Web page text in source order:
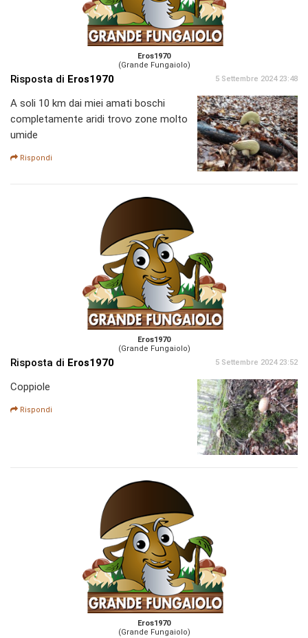
Eros1970
(Grande Fungaiolo)
Risposta di Eros1970 5 Settembre 2024 23:48
A soli 10 km dai miei amati boschi
completamente aridi trovo zone molto
umide
Rispondi
Eros1970
(Grande Fungaiolo)
Risposta di Eros1970 5 Settembre 2024 23:52
Coppiole
Rispondi
Eros1970
(Grande Fungaiolo)